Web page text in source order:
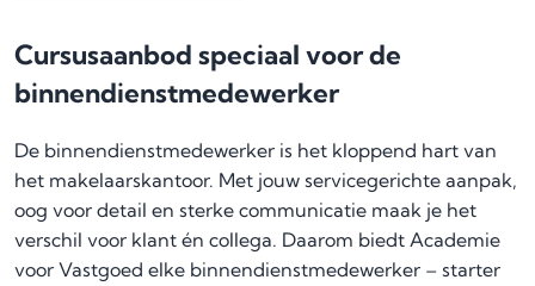
Cursusaanbod speciaal voor de
binnendienstmedewerker
De binnendienstmedewerker is het kloppend hart van
het makelaarskantoor. Met jouw servicegerichte aanpak,
oog voor detail en sterke communicatie maak je het
verschil voor klant én collega. Daarom biedt Academie
voor Vastgoed elke binnendienstmedewerker – starter